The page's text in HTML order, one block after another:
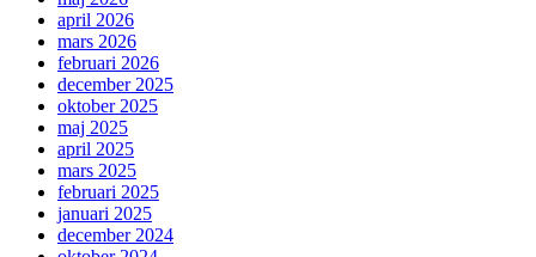
april 2026
mars 2026
februari 2026
december 2025
oktober 2025
maj 2025
april 2025
mars 2025
februari 2025
januari 2025
december 2024